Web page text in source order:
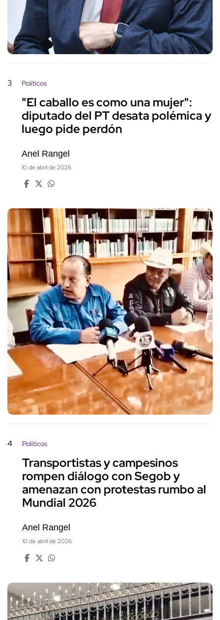
3 Políticos
"El caballo es como una mujer":
diputado del PT desata polémica y
luego pide perdón
Anel Rangel
10 de abril de 2026
4 Políticos
Transportistas y campesinos
rompen diálogo con Segob y
amenazan con protestas rumbo al
Mundial 2026
Anel Rangel
10 de abril de 2026